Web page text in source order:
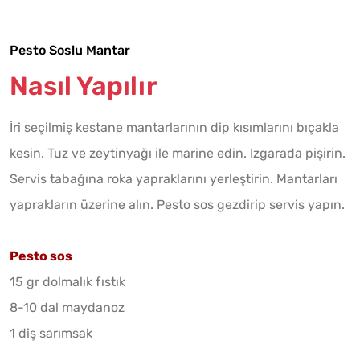
Pesto Soslu Mantar
Nasıl Yapılır
İri seçilmiş kestane mantarlarının dip kısımlarını bıçakla
kesin. Tuz ve zeytinyağı ile marine edin. Izgarada pişirin.
Servis tabağına roka yapraklarını yerleştirin. Mantarları
yaprakların üzerine alın. Pesto sos gezdirip servis yapın.
Pesto sos
15 gr dolmalık fıstık
8-10 dal maydanoz
1 diş sarımsak